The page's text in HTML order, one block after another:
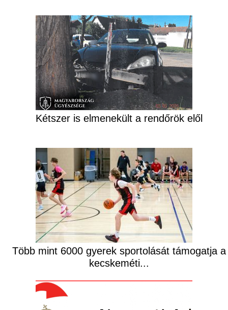
Kétszer is elmenekült a rendőrök elől
Több mint 6000 gyerek sportolását támogatja a
kecskeméti...